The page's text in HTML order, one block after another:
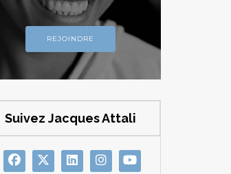
REJOINDRE
Suivez Jacques Attali